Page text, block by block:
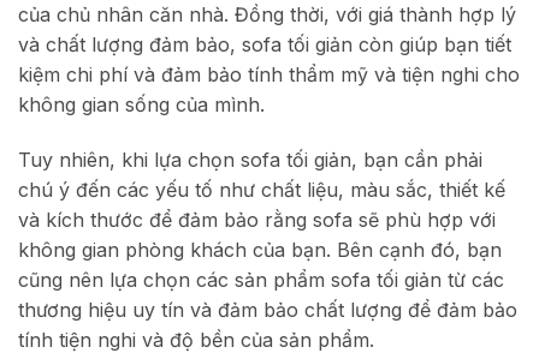
của chủ nhân căn nhà. Đồng thời, với giá thành hợp lý
và chất lượng đảm bảo, sofa tối giản còn giúp bạn tiết
kiệm chi phí và đảm bảo tính thẩm mỹ và tiện nghi cho
không gian sống của mình.
Tuy nhiên, khi lựa chọn sofa tối giản, bạn cần phải
chú ý đến các yếu tố như chất liệu, màu sắc, thiết kế
và kích thước để đảm bảo rằng sofa sẽ phù hợp với
không gian phòng khách của bạn. Bên cạnh đó, bạn
cũng nên lựa chọn các sản phẩm sofa tối giản từ các
thương hiệu uy tín và đảm bảo chất lượng để đảm bảo
tính tiện nghi và độ bền của sản phẩm.